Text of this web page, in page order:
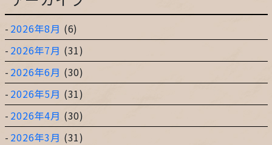
2026年8月 (6)
2026年7月 (31)
2026年6月 (30)
2026年5月 (31)
2026年4月 (30)
2026年3月 (31)